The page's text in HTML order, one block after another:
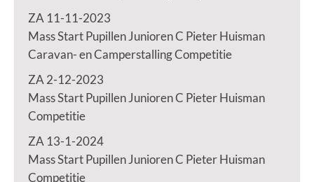
ZA 11-11-2023
Mass Start Pupillen Junioren C Pieter Huisman
Caravan- en Camperstalling Competitie
ZA 2-12-2023
Mass Start Pupillen Junioren C Pieter Huisman
Competitie
ZA 13-1-2024
Mass Start Pupillen Junioren C Pieter Huisman
Competitie